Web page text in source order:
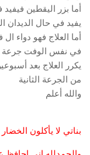
أما بزر اليقطين
يفيد في حال الديدان
في نفس الوفت جرعة
يكرر العلاج بعد
من الجرعة الثانية
والله أعلم
بناتي لا يأكلون الخضار